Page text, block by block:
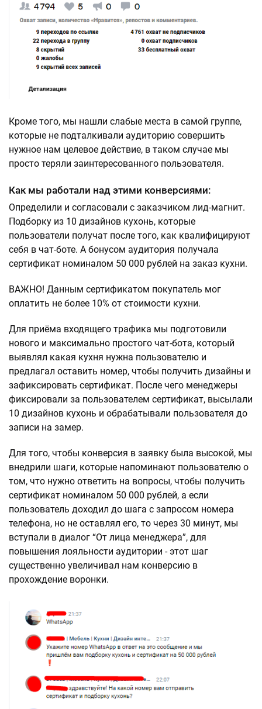
Кроме того, мы нашли слабые места в самой группе,
которые не подталкивали аудиторию совершить
нужное нам целевое действие, в таком случае мы
просто теряли заинтересованного пользователя.
Как мы работали над этими конверсиями:
Определили и согласовали с заказчиком лид-магнит.
Подборку из 10 дизайнов кухонь, которые
пользователи получат после того, как квалифицируют
себя в чат-боте. А бонусом аудитория получала
сертификат номиналом 50 000 рублей на заказ кухни.
ВАЖНО! Данным сертификатом покупатель мог
оплатить не более 10% от стоимости кухни.
Для приёма входящего трафика мы подготовили
нового и максимально простого чат-бота, который
выявлял какая кухня нужна пользователю и
предлагал оставить номер, чтобы получить дизайны и
зафиксировать сертификат. После чего менеджеры
фиксировали за пользователем сертификат, высылали
10 дизайнов кухонь и обрабатывали пользователя до
записи на замер.
Для того, чтобы конверсия в заявку была высокой, мы
внедрили шаги, которые напоминают пользователю о
том, что нужно ответить на вопросы, чтобы получить
сертификат номиналом 50 000 рублей, а если
пользователь доходил до шага с запросом номера
телефона, но не оставлял его, то через 30 минут, мы
вступали в диалог “От лица менеджера”, для
повышения лояльности аудитории - этот шаг
существенно увеличивал нам конверсию в
прохождение воронки.